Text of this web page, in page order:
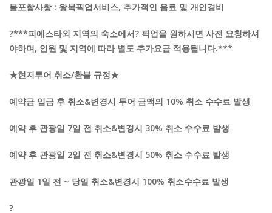
불포함사항: 왕복픽업서비스, 추가적인 음료 및 개인경비
?***피에스타외 지역의 숙소에서? 픽업을 원하시면 사전 요청하셔
야하며, 인원 및 지역에 따라 별도 추가요금 적용됩니다.***
★현지투어 취소/환불 규정★
예약금 입금 후 취소&변경시 투어 금액의 10% 취소 수수료 발생
예약 후 관광일 7일 전 취소&변경시 30% 취소 수수료 발생
예약 후 관광일 2일 전 취소&변경시 50% 취소 수수료 발생
관광일 1일 전 ~ 당일 취소&변경시 100% 취소수수료 발생
?